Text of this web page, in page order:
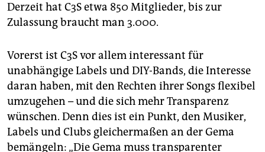
Derzeit hat C3S etwa 850 Mitglieder, bis zur
Zulassung braucht man 3.000.
Vorerst ist C3S vor allem interessant für
unabhängige Labels und DIY-Bands, die Interesse
daran haben, mit den Rechten ihrer Songs flexibel
umzugehen – und die sich mehr Transparenz
wünschen. Denn dies ist ein Punkt, den Musiker,
Labels und Clubs gleichermaßen an der Gema
bemängeln: „Die Gema muss transparenter